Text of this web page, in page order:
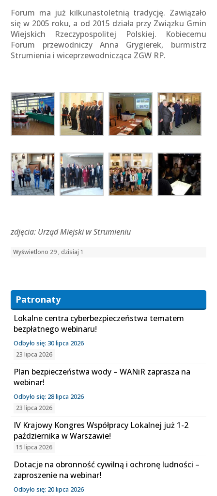
Forum ma już kilkunastoletnią tradycję. Zawiązało
się w 2005 roku, a od 2015 działa przy Związku Gmin
Wiejskich Rzeczypospolitej Polskiej. Kobiecemu
Forum przewodniczy Anna Grygierek, burmistrz
Strumienia i wiceprzewodnicząca ZGW RP.
zdjęcia: Urząd Miejski w Strumieniu
Wyświetlono 29 , dzisiaj 1
Patronaty
Lokalne centra cyberbezpieczeństwa tematem
bezpłatnego webinaru!
Odbyło się: 30 lipca 2026
23 lipca 2026
Plan bezpieczeństwa wody – WANiR zaprasza na
webinar!
Odbyło się: 28 lipca 2026
23 lipca 2026
IV Krajowy Kongres Współpracy Lokalnej już 1-2
października w Warszawie!
15 lipca 2026
Dotacje na obronność cywilną i ochronę ludności –
zaproszenie na webinar!
Odbyło się: 20 lipca 2026